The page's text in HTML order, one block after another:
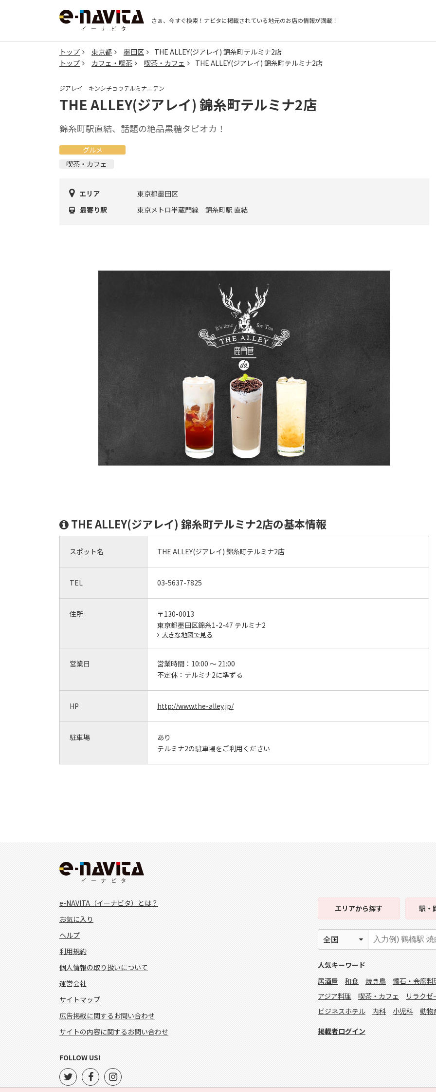
さぁ、今すぐ検索！ ナビタに掲載されている地元のお店の情報が満載！
トップ 東京都 墨田区
THE ALLEY(ジアレイ) 錦糸町テルミナ2店
トップ
カフェ・喫茶 喫茶・カフェ THE ALLEY(ジアレイ) 錦糸町テルミナ2店
ジアレイ キンシチョウテルミナニテン
THE ALLEY(ジアレイ) 錦糸町テルミナ2店
錦糸町駅直結、話題の絶品黒糖タピオカ！
グルメ
喫茶・カフェ
エリア
東京都墨田区
最寄り駅
東京メトロ半蔵門線 錦糸町駅 直結
THE ALLEY(ジアレイ) 錦糸町テルミナ2店の基本情報
スポット名 THE ALLEY(ジアレイ) 錦糸町テルミナ2店
TEL 03-5637-7825
住所
〒130-0013
東京都墨田区錦糸1-2-47 テルミナ2
大きな地図で見る
営業日 営業時間： 10:00 ～ 21:00
不定休： テルミナ2に準ずる
HP http://www.the-alley.jp/
駐車場
あり
テルミナ2の駐車場をご利用ください
e-NAVITA（イーナビタ）とは？
お気に入り
ヘルプ
利用規約
個人情報の取り扱いについて
運営会社
サイトマップ
広告掲載に関するお問い合わせ
サイトの内容に関するお問い合わせ
エリアから探す 駅・
人気キーワード
居酒屋
和食 焼き鳥 懐石・会席料
アジア料理
喫茶・カフェ リラクゼ
ビジネスホテル
内科 小児科 動物
掲載者ログイン
FOLLOW US!